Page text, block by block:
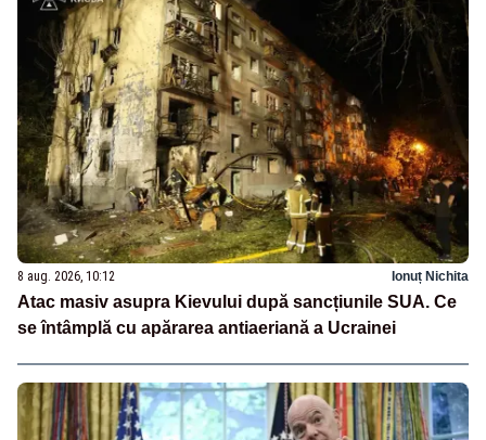
8 aug. 2026, 10:12 Ionuț Nichita
Atac masiv asupra Kievului după sancțiunile SUA. Ce
se întâmplă cu apărarea antiaeriană a Ucrainei